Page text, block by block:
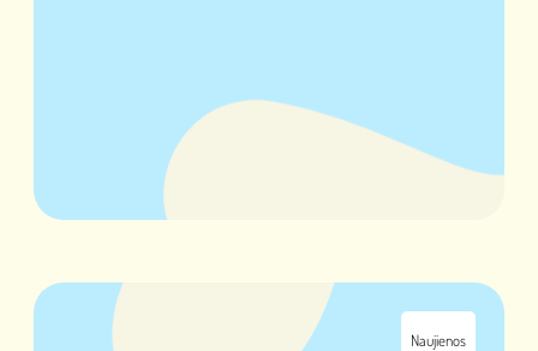
Naujienos